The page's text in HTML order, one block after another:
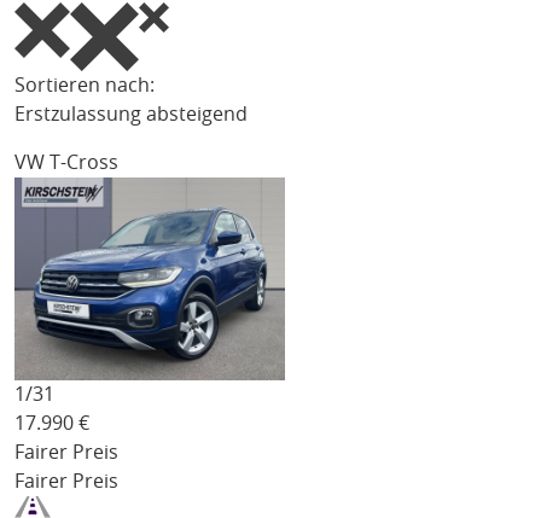
Sortieren nach:
Erstzulassung absteigend
VW T-Cross
1/31
17.990 €
Fairer Preis
Fairer Preis